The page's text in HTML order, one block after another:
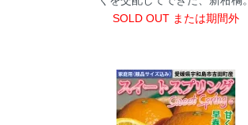
SOLD OUT または期間外